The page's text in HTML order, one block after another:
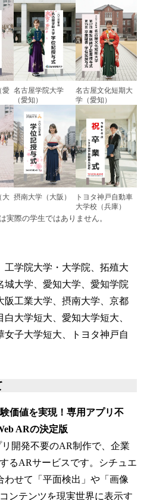
愛 名古屋学院大学
（愛知）
名古屋文化短期大
学（愛知）
大 摂南大学（大阪）
トヨタ神戸自動車
大学校（兵庫）
際の学生ではありません。
工学院大学・大学院、拓殖大
城大学、愛知大学、愛知学院
阪工業大学、摂南大学、京都
大学短大、愛知大学短大、
子大学短大、トヨタ神戸自
価値を実現！専用アプリ不
ARの決定版
開発不要のAR制作で、企業
るARサービスです。シチュエ
わせて「平面検出」や「画像
ンテンツを現実世界に表示す